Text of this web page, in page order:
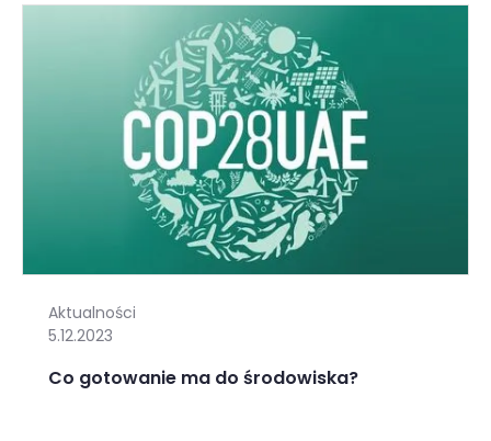
Aktualności
5.12.2023
Co gotowanie ma do środowiska?